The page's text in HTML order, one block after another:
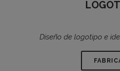
Diseño de logotipo e